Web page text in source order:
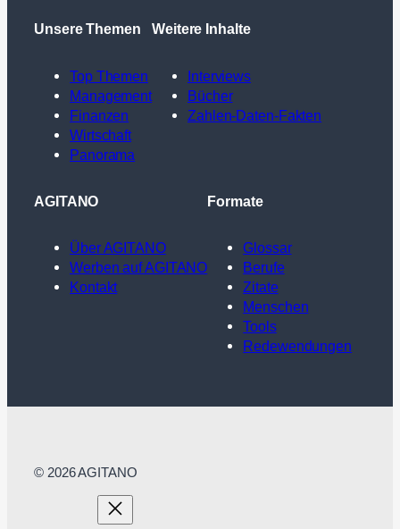
Unsere Themen
Top Themen
Management
Finanzen
Wirtschaft
Panorama
Weitere Inhalte
Interviews
Bücher
Zahlen-Daten-Fakten
AGITANO
Über AGITANO
Werben auf AGITANO
Kontakt
Formate
Glossar
Berufe
Zitate
Menschen
Tools
Redewendungen
© 2026 AGITANO